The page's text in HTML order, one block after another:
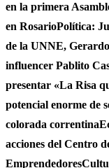
en la primera
en RosarioPolítica:
de la UNNE,
influencer Pablito
presentar «La Risa
potencial enorme de
colorada correntina
acciones del Centro
Emprendedores